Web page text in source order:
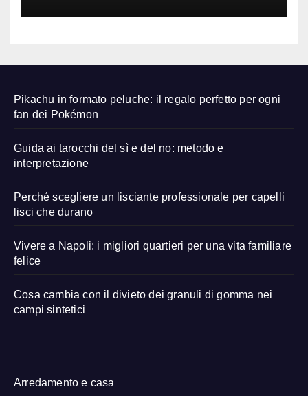
Pikachu in formato peluche: il regalo perfetto per ogni
fan dei Pokémon
Guida ai tarocchi del sì e del no: metodo e
interpretazione
Perché scegliere un lisciante professionale per capelli
lisci che durano
Vivere a Napoli: i migliori quartieri per una vita familiare
felice
Cosa cambia con il divieto dei granuli di gomma nei
campi sintetici
Arredamento e casa